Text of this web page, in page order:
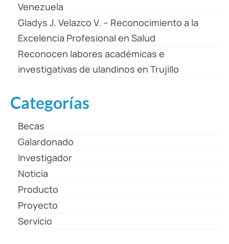
Venezuela
Gladys J. Velazco V. – Reconocimiento a la
Excelencia Profesional en Salud
Reconocen labores académicas e
investigativas de ulandinos en Trujillo
Categorías
Becas
Galardonado
Investigador
Noticia
Producto
Proyecto
Servicio